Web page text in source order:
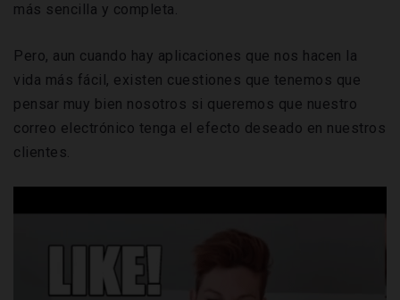
más sencilla y completa.
Pero, aun cuando hay aplicaciones que nos hacen la
vida más fácil, existen cuestiones que tenemos que
pensar muy bien nosotros si queremos que nuestro
correo electrónico tenga el efecto deseado en nuestros
clientes.